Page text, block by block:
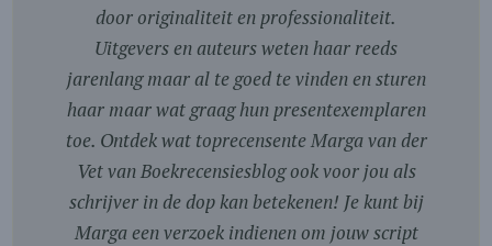
door originaliteit en professionaliteit.
Uitgevers en auteurs weten haar reeds
jarenlang maar al te goed te vinden en sturen
haar maar wat graag hun presentexemplaren
toe. Ontdek wat toprecensente Marga van der
Vet van Boekrecensiesblog ook voor jou als
schrijver in de dop kan betekenen! Je kunt bij
Marga een verzoek indienen om jouw script